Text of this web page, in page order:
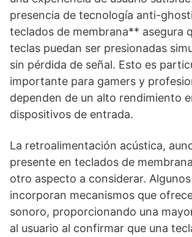
presencia de tecnología anti-
teclados de membrana** asegura
teclas puedan ser presionadas
sin pérdida de señal. Esto es
importante para gamers y
dependen de un alto rendimiento
dispositivos de entrada.
La retroalimentación acústica,
presente en teclados de
otro aspecto a considerar.
incorporan mecanismos que
sonoro, proporcionando una
al usuario al confirmar que una